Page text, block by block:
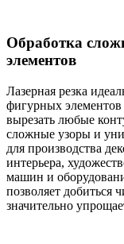
Обработка
элементов
Лазерная резка
фигурных
вырезать любые
сложные узоры и
для производства
интерьера,
машин и
позволяет добиться
значительно